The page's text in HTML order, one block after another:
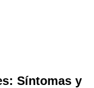
Síntomas y